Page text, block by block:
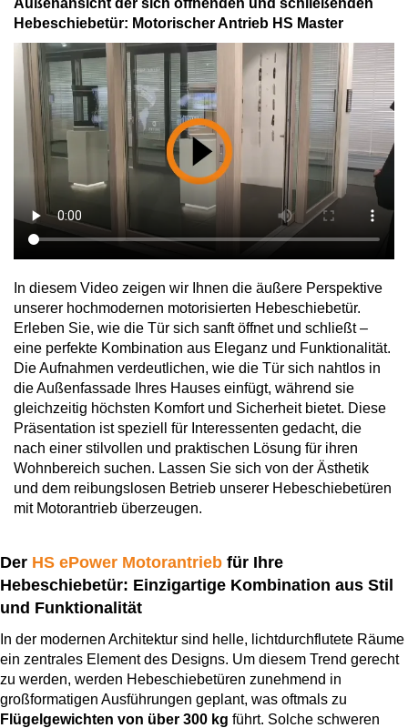
Außenansicht der sich öffnenden und schließenden
Hebeschiebetür: Motorischer Antrieb HS Master
In diesem Video zeigen wir Ihnen die äußere Perspektive
unserer hochmodernen motorisierten Hebeschiebetür.
Erleben Sie, wie die Tür sich sanft öffnet und schließt –
eine perfekte Kombination aus Eleganz und Funktionalität.
Die Aufnahmen verdeutlichen, wie die Tür sich nahtlos in
die Außenfassade Ihres Hauses einfügt, während sie
gleichzeitig höchsten Komfort und Sicherheit bietet. Diese
Präsentation ist speziell für Interessenten gedacht, die
nach einer stilvollen und praktischen Lösung für ihren
Wohnbereich suchen. Lassen Sie sich von der Ästhetik
und dem reibungslosen Betrieb unserer Hebeschiebetüren
mit Motorantrieb überzeugen.
Der HS ePower Motorantrieb für Ihre
Hebeschiebetür: Einzigartige Kombination aus Stil
und Funktionalität
In der modernen Architektur sind helle, lichtdurchflutete Räume
ein zentrales Element des Designs. Um diesem Trend gerecht
zu werden, werden Hebeschiebetüren zunehmend in
großformatigen Ausführungen geplant, was oftmals zu
Flügelgewichten von über 300 kg führt. Solche schweren